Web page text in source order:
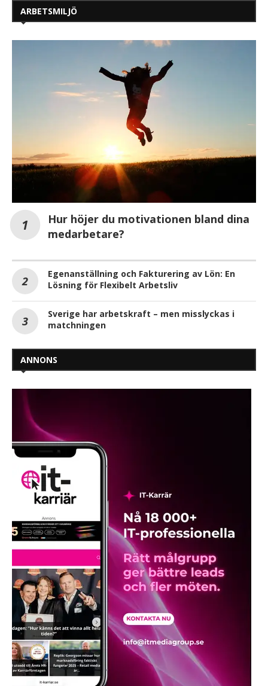
ARBETSMILJÖ
Hur höjer du motivationen bland dina
medarbetare?
Egenanställning och Fakturering av Lön: En
Lösning för Flexibelt Arbetsliv
Sverige har arbetskraft – men misslyckas i
matchningen
ANNONS